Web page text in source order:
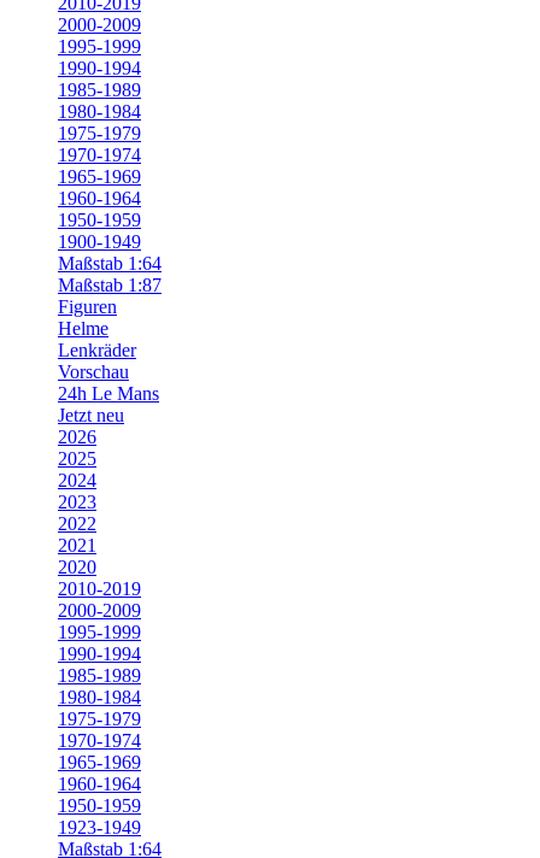
2000-2009
1995-1999
1990-1994
1985-1989
1980-1984
1975-1979
1970-1974
1965-1969
1960-1964
1950-1959
1900-1949
Maßstab 1:64
Maßstab 1:87
Figuren
Helme
Lenkräder
Vorschau
24h Le Mans
Jetzt neu
2026
2025
2024
2023
2022
2021
2020
2010-2019
2000-2009
1995-1999
1990-1994
1985-1989
1980-1984
1975-1979
1970-1974
1965-1969
1960-1964
1950-1959
1923-1949
Maßstab 1:64